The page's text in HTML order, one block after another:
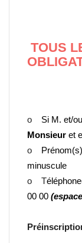
TOUS
o Si M. et/
Monsieur et
o
minuscule
o T
00 00